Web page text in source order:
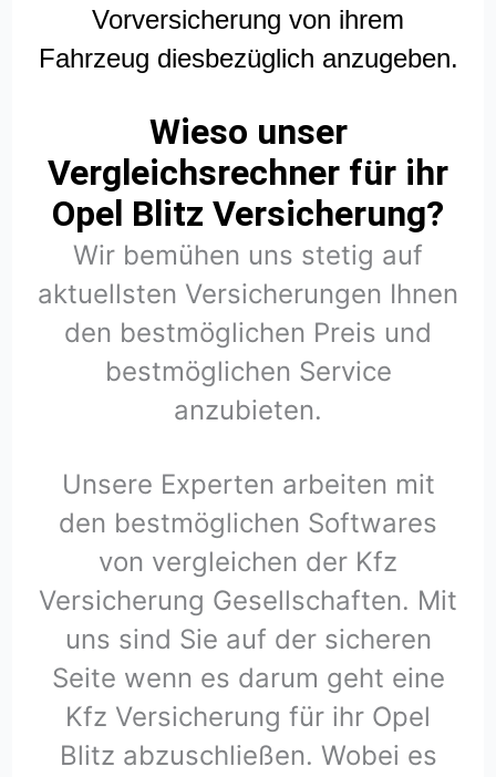
Vorversicherung von ihrem
Fahrzeug diesbezüglich anzugeben.
Wieso unser
Vergleichsrechner für ihr
Opel Blitz Versicherung?
Wir bemühen uns stetig auf
aktuellsten Versicherungen Ihnen
den bestmöglichen Preis und
bestmöglichen Service
anzubieten.
Unsere Experten arbeiten mit
den bestmöglichen Softwares
von vergleichen der Kfz
Versicherung Gesellschaften. Mit
uns sind Sie auf der sicheren
Seite wenn es darum geht eine
Kfz Versicherung für ihr Opel
Blitz abzuschließen. Wobei es